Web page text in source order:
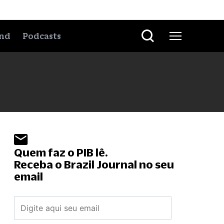
Podcasts
Quem faz o PIB lê.
Receba o Brazil Journal no seu
email